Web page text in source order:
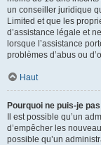
un conseiller juridique
Limited et que les
d’assistance légale et
lorsque l’assistance
problèmes d’abus ou
Haut
Pourquoi ne puis-je
Il est possible qu’un
d’empêcher les
possible qu’un